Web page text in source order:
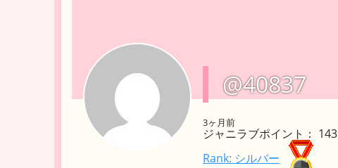
@40837
3ヶ月前
ジャニラブポイント： 143
Rank: シルバー